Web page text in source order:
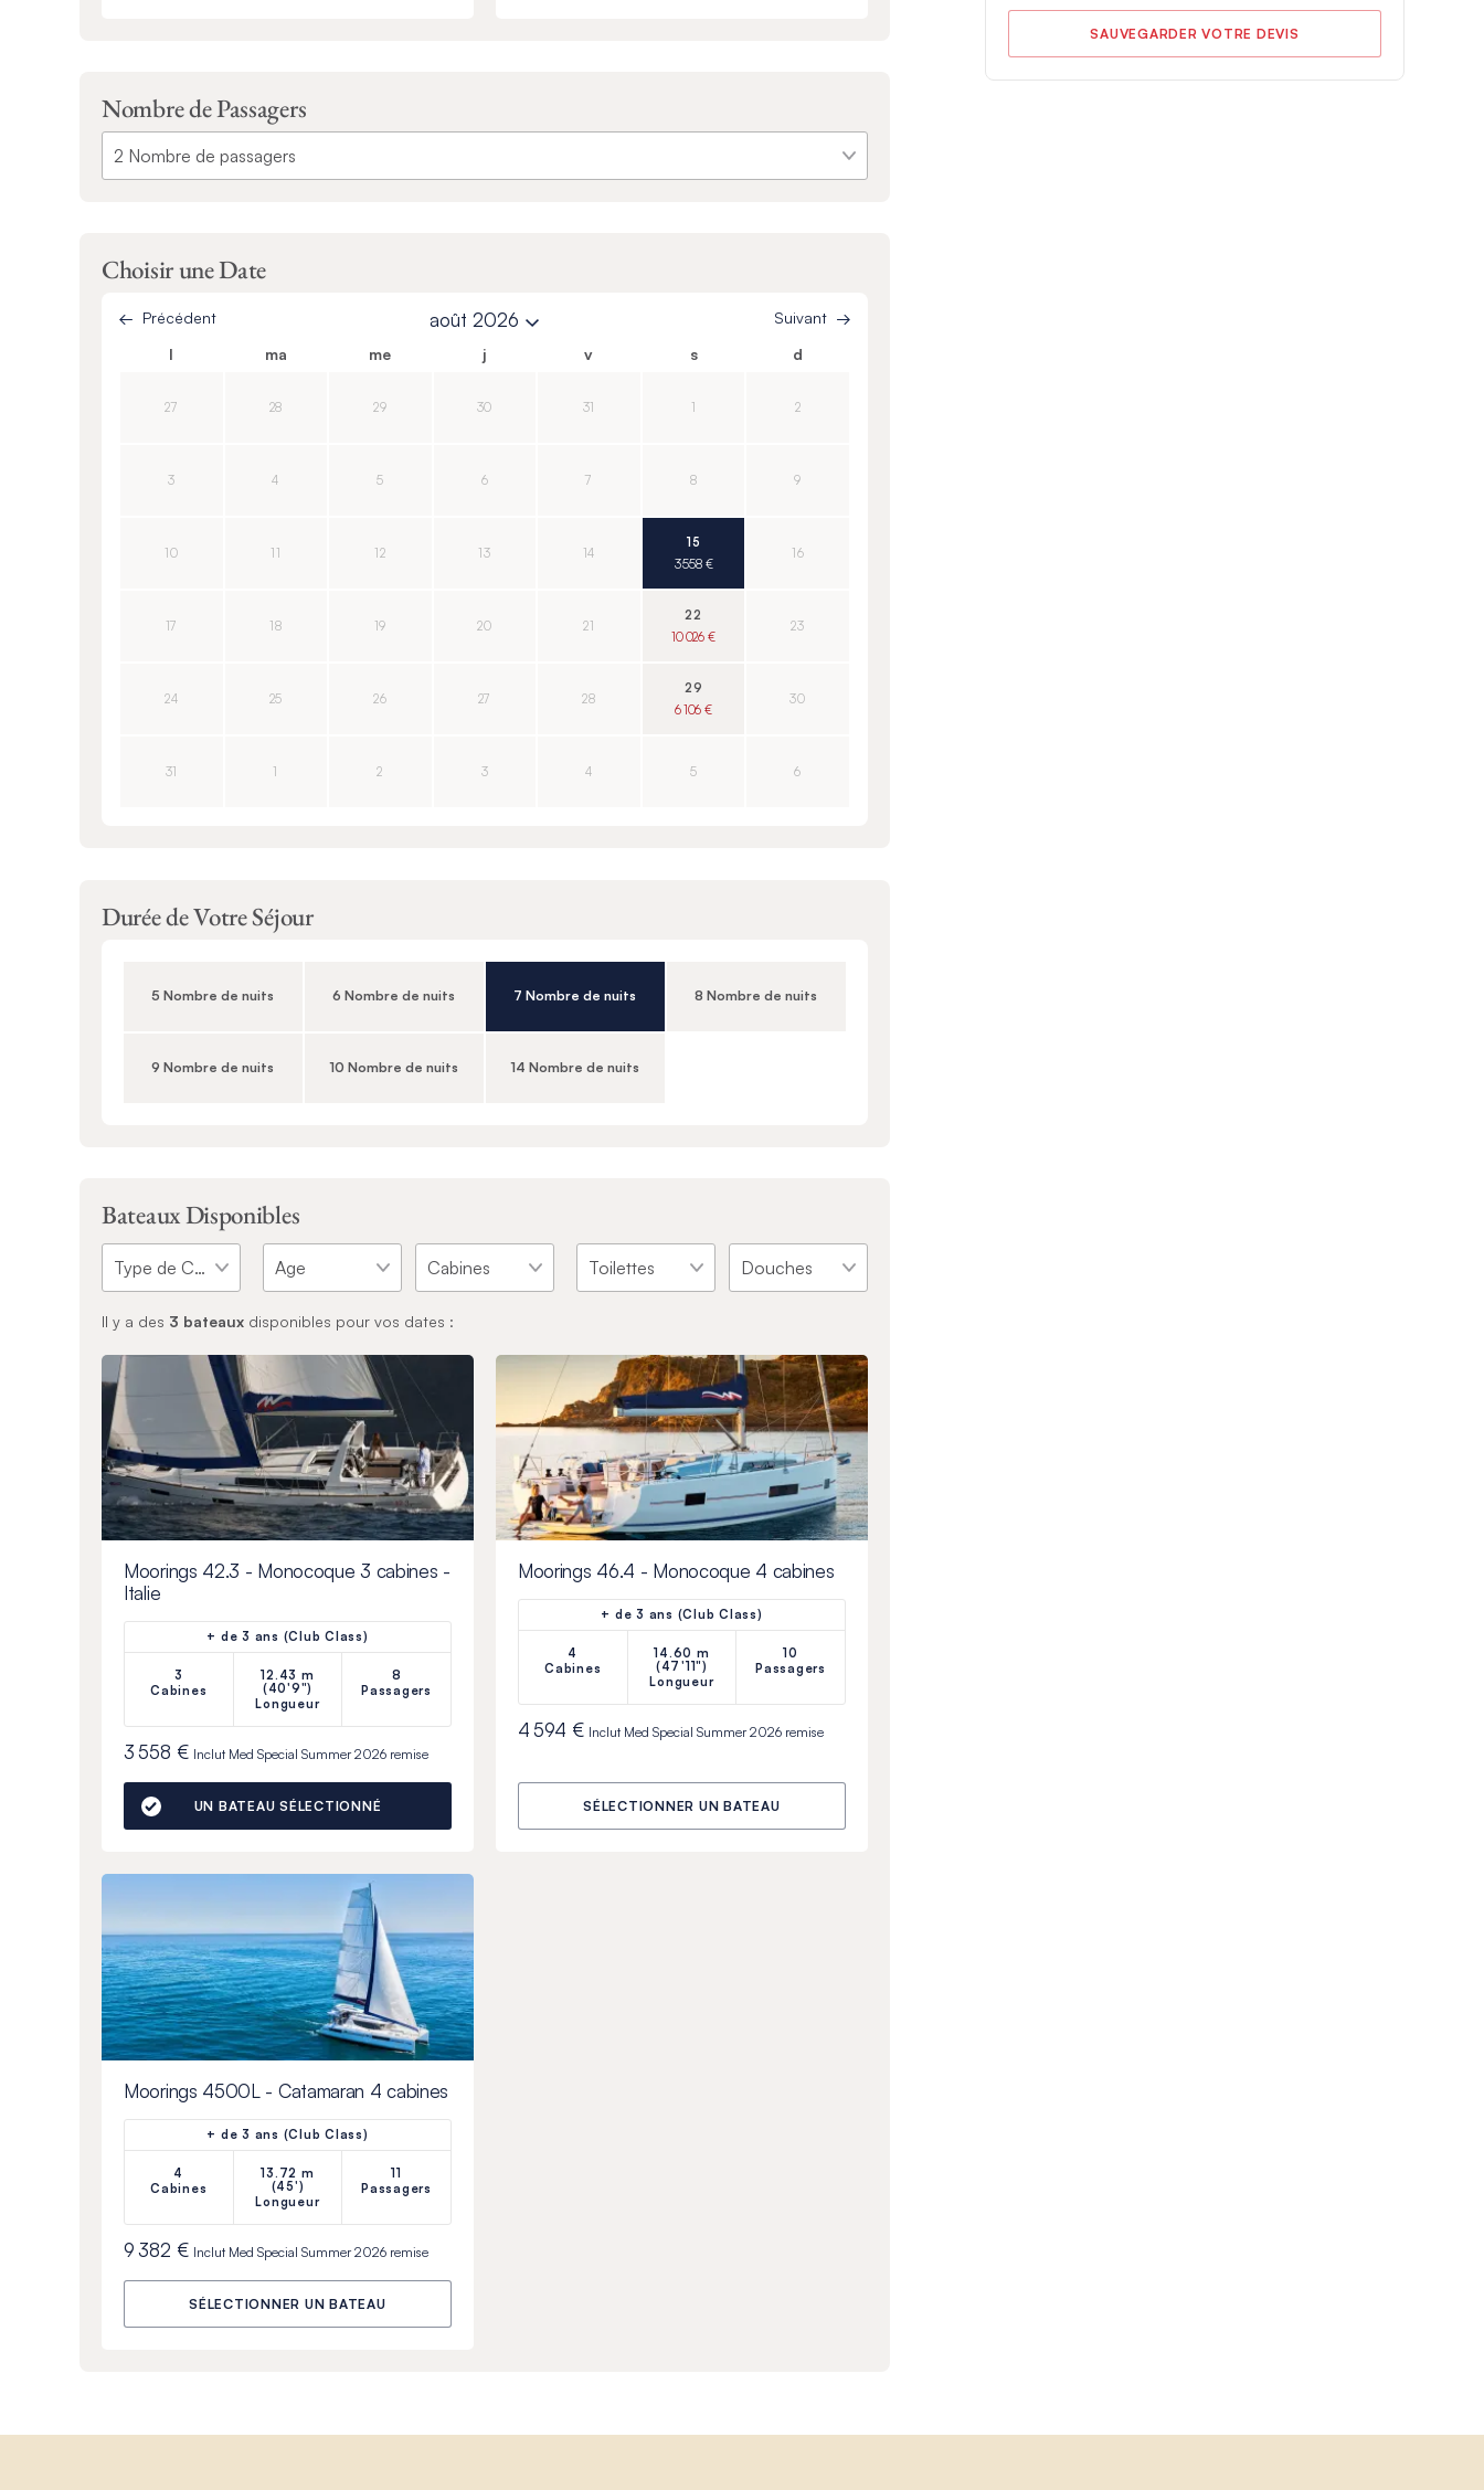
Nombre de Passagers
Choisir une Date
Précédent août 2026
Suivant
l
ma me j v s d
27 28 29 30 31 1 2
3 4 5 6 7 8 9
10 11 12 13 14
15
3 558 €
16
17 18 19 20 21
22
10 026 €
23
24 25 26 27 28
29
6 106 €
30
31 1 2 3 4 5 6
Durée de Votre Séjour
5 Nombre de nuits 6 Nombre de nuits 7 Nombre de nuits 8 Nombre de nuits
9 Nombre de nuits 10 Nombre de nuits 14 Nombre de nuits
Bateaux Disponibles
Il y a des 3 bateaux disponibles pour vos dates :
Moorings 42.3 - Monocoque 3 cabines -
Italie
+ de 3 ans (Club Class)
3
Cabines
12.43 m
(40'9")
Longueur
8
Passagers
3 558 € Inclut Med Special Summer 2026 remise
UN BATEAU SÉLECTIONNÉ
Moorings 46.4 - Monocoque 4 cabines
+ de 3 ans (Club Class)
4
Cabines
14.60 m
(47'11")
Longueur
10
Passagers
4 594 € Inclut Med Special Summer 2026remise
SÉLECTIONNER UN BATEAU
Moorings 4500L - Catamaran 4 cabines
+ de 3 ans (Club Class)
4
Cabines
13.72 m
(45')
Longueur
11
Passagers
9 382 € Inclut Med Special Summer 2026 remise
SÉLECTIONNER UN BATEAU
SAUVEGARDER VOTRE DEVIS